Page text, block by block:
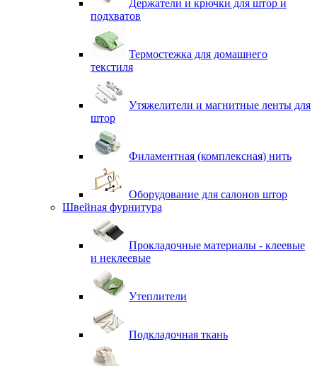
Держатели и крючки для штор и
подхватов
Термостежка для домашнего
текстиля
Утяжелители и магнитные ленты для
штор
Филаментная (комплексная) нить
Оборудование для салонов штор
Швейная фурнитура
Прокладочные материалы - клеевые
и неклеевые
Утеплители
Подкладочная ткань